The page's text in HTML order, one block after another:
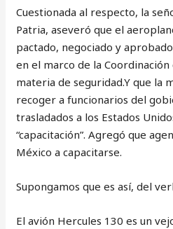
Cuestionada al respecto, la
Patria, aseveró que el
pactado, negociado y
en el marco de la
materia de seguridad.Y que la
recoger a funcionarios del
trasladados a los Estados
“capacitación”. Agregó que
México a capacitarse.
Supongamos que es así, del
El avión Hercules 130 es un